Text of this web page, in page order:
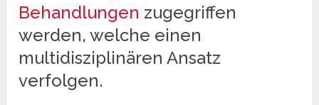
Behandlungen zugegriffen
werden, welche einen
multidisziplinären Ansatz
verfolgen.